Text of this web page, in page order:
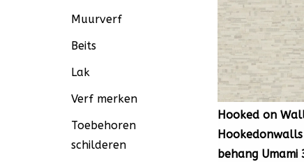
Muurverf
Beits
Lak
Verf merken
Toebehoren
schilderen
Hooked on
Hookedonwalls
behang Umami